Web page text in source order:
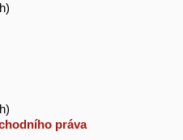
práva